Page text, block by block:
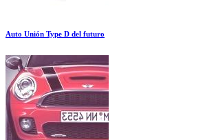
Auto Unión Type D del futuro